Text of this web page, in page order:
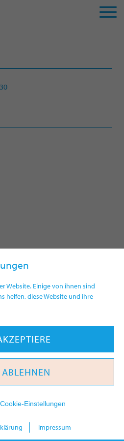
Website. Einige von ihnen sind
helfen, diese Website und ihre
Einstellungen
Impressum